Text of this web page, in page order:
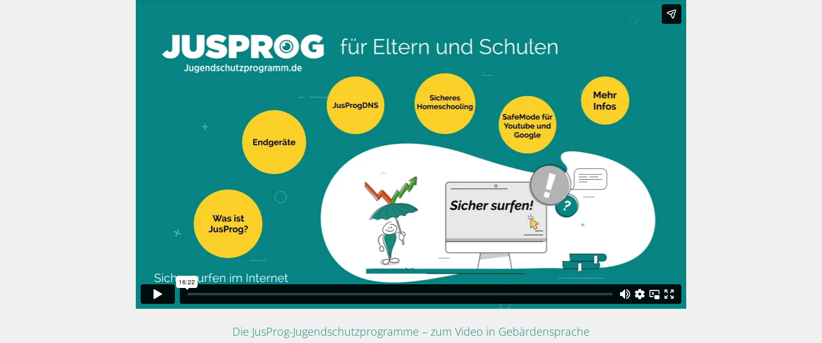
Die JusProg-Jugendschutzprogramme – zum Video in Gebärdensprache